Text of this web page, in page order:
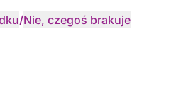
/Nie, czegoś brakuje